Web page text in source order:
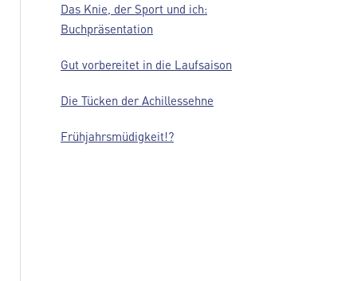
Das Knie, der Sport und ich:
Buchpräsentation
Gut vorbereitet in die Laufsaison
Die Tücken der Achillessehne
Frühjahrsmüdigkeit!?